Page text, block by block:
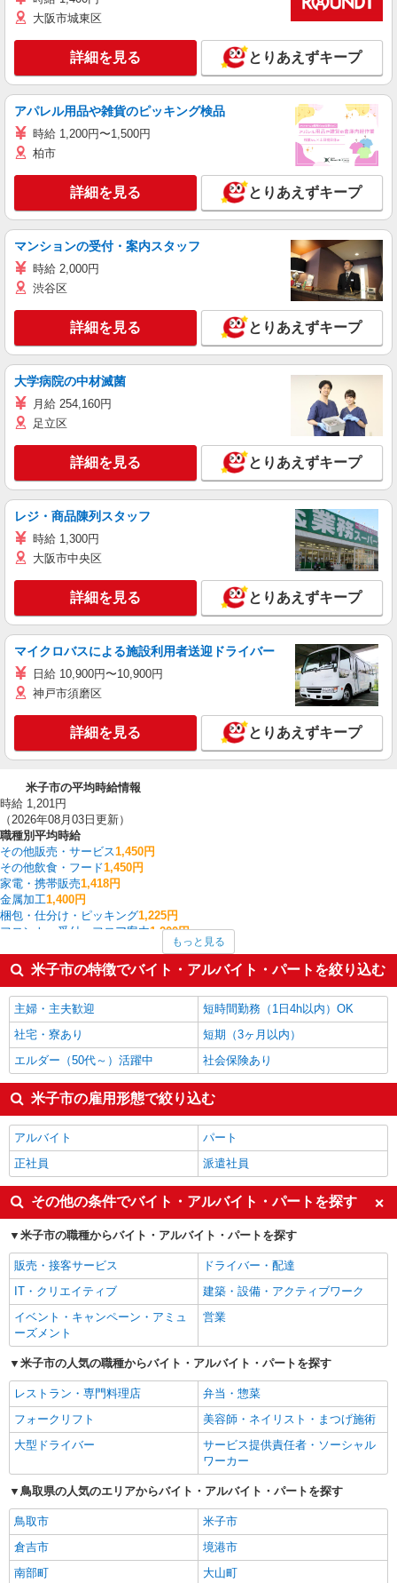
大阪市城東区
詳細を見る とりあえずキープ
アパレル用品や雑貨のピッキング検品
時給 1,200円〜1,500円
柏市
詳細を見る とりあえずキープ
マンションの受付・案内スタッフ
時給 2,000円
渋谷区
詳細を見る とりあえずキープ
大学病院の中材滅菌
月給 254,160円
足立区
詳細を見る とりあえずキープ
レジ・商品陳列スタッフ
時給 1,300円
大阪市中央区
詳細を見る とりあえずキープ
マイクロバスによる施設利用者送迎ドライバー
日給 10,900円〜10,900円
神戸市須磨区
詳細を見る とりあえずキープ
米子市の平均時給情報
時給 1,201円
（2026年08月03日更新）
職種別平均時給
その他販売・サービス1,450円
その他飲食・フード1,450円
家電・携帯販売1,418円
金属加工1,400円
梱包・仕分け・ピッキング1,225円
フロント・受付・フロア案内1,200円
その他軽作業・製造・物流 1,200円
客室清掃・ベッドメイキング
1,200円
食品製造・加工1,188円
米子市の他の職種の平均時給を見る
もっと見る
米子市の特徴でバイト・アルバイト・パートを絞り込む
主婦・主夫歓迎
短時間勤務（1日4h以内）OK
社宅・寮あり
短期（3ヶ月以内）
エルダー（50代～）活躍中
社会保険あり
米子市の雇用形態で絞り込む
アルバイト
パート
正社員
派遣社員
その他の条件でバイト・アルバイト・パートを探す
米子市の職種からバイト・アルバイト・パートを探す
販売・接客サービス
ドライバー・配達
IT・クリエイティブ
建築・設備・アクティブワーク
イベント・キャンペーン・アミュ
ーズメント
営業
米子市の人気の職種からバイト・アルバイト・パートを探す
レストラン・専門料理店
弁当・惣菜
フォークリフト
美容師・ネイリスト・まつげ施術
大型ドライバー
サービス提供責任者・ソーシャル
ワーカー
鳥取県の人気のエリアからバイト・アルバイト・パートを探す
鳥取市
米子市
倉吉市
境港市
南部町
大山町